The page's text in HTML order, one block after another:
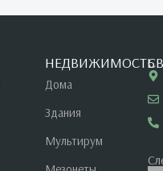
НЕДВИЖИМОСТЬ
Дома
Здания
Мультирум